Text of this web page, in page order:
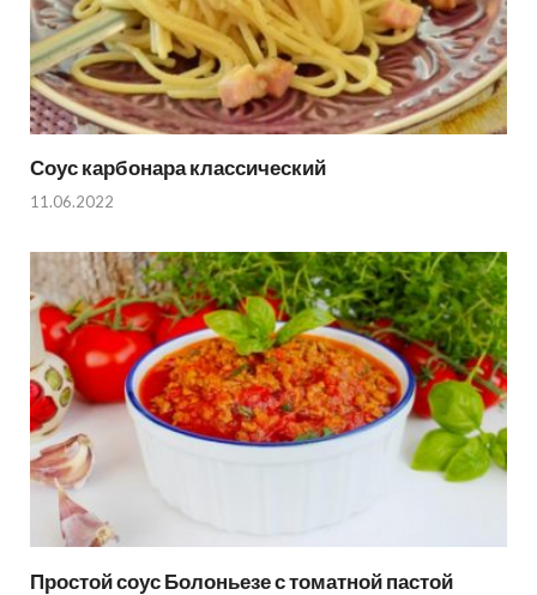
Соус карбонара классический
11.06.2022
Простой соус Болоньезе с томатной пастой